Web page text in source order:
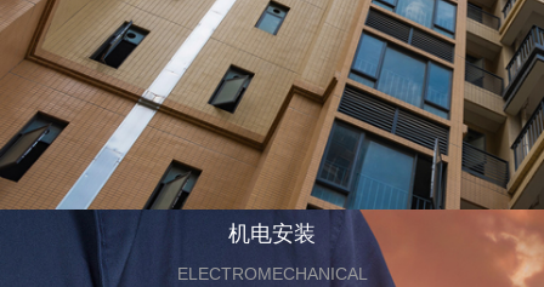
机电安装
ELECTROMECHANICAL